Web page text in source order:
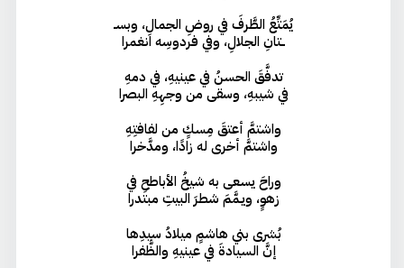
يُمَتِّعُ الطَّرفَ في روضِ الجمالِ، وبسـ
ــتانِ الجلالِ، وفي فردوسِه انغمرا
تدفَّقَ الحسنُ في عينيهِ، في دمهِ
في شيبهِ، وسقى من وجهِهِ البصرا
واشتمَّ أعتقَ مِسكٍ من لفافتِهِ
واشتمَّ أخرى له زادًا، ومدَّخرا
وراحَ يسعى به شيخُ الأباطحِ في
زهوٍ، ويـمَّمَ شطرَ البيتِ مبتدرا
بُشرى بني هاشمٍ ميلادُ سيدِها
إنَّ السيادةَ في عينيهِ والظَّفرا